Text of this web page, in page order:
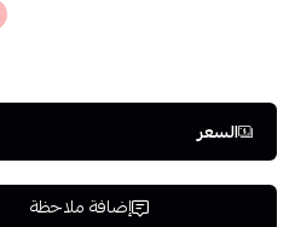
السعر
إضافة ملاحظة